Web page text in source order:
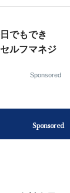
でもでき
ルフマネジ
Sponsored
Sponsored